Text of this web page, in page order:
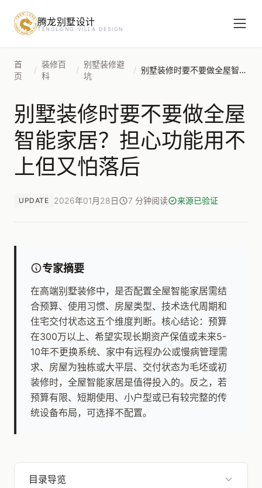
腾龙别墅设计
TENGLONG VILLA DESIGN
首
页
/
装修百
科
/
别墅装修避
坑
/ 别墅装修时要不要做全屋智能家居？担心功能用不上但又怕落后
别墅装修时要不要做全屋
智能家居？担心功能用不
上但又怕落后
UPDATE 2026年01月28日 7 分钟阅读 来源已验证
专家摘要
在高端别墅装修中，是否配置全屋智能家居需结
合预算、使用习惯、房屋类型、技术迭代周期和
住宅交付状态这五个维度判断。核心结论：预算
在300万以上、希望实现长期资产保值或未来5-
10年不更换系统、家中有远程办公或慢病管理需
求、房屋为独栋或大平层、交付状态为毛坯或初
装修时，全屋智能家居是值得投入的。反之，若
预算有限、短期使用、小户型或已有较完整的传
统设备布局，可选择不配置。
目录导览
预约设计咨询
姓名*
手机号*
房屋面积（㎡）